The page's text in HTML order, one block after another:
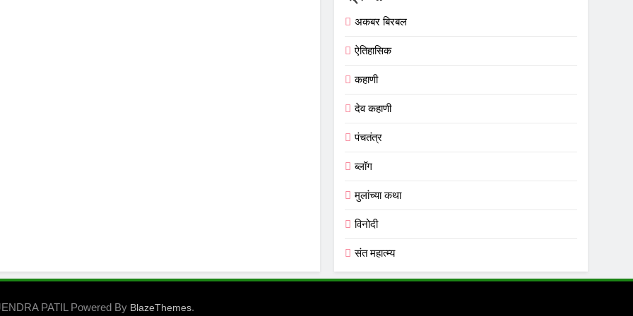
अकबर बिरबल
ऐतिहासिक
कहाणी
देव कहाणी
पंचतंत्र
ब्लॉग
मुलांच्या कथा
विनोदी
संत महात्म्य
PATIL Powered By BlazeThemes.